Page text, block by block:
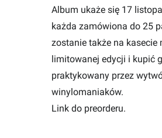
Album ukaże się 17
każda zamówiona do 25
zostanie także na kasecie
limitowanej edycji i kupić
praktykowany przez
winylomaniaków.
Link do preorderu.